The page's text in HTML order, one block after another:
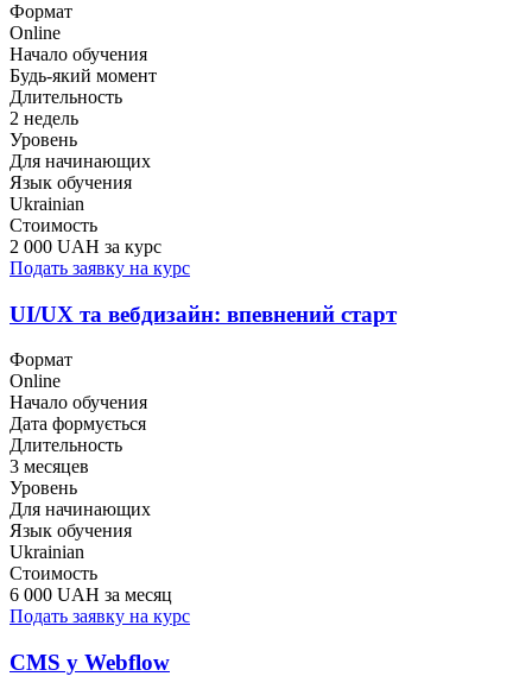
Формат
Online
Начало обучения
Будь-який момент
Длительность
2 недель
Уровень
Для начинающих
Язык обучения
Ukrainian
Стоимость
2 000 UAH за курс
Подать заявку на курс
UI/UX та вебдизайн: впевнений старт
Формат
Online
Начало обучения
Дата формується
Длительность
3 месяцев
Уровень
Для начинающих
Язык обучения
Ukrainian
Стоимость
6 000 UAH за месяц
Подать заявку на курс
CMS у Webflow